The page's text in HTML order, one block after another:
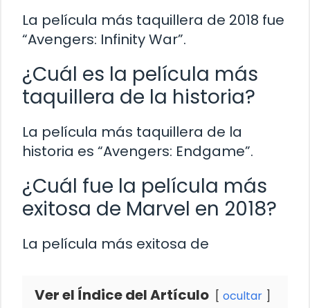
La película más taquillera de 2018 fue
“Avengers: Infinity War”.
¿Cuál es la película más
taquillera de la historia?
La película más taquillera de la
historia es “Avengers: Endgame”.
¿Cuál fue la película más
exitosa de Marvel en 2018?
La película más exitosa de
Ver el Índice del Artículo ocultar